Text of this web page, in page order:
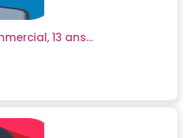
13 ans...